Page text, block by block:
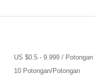
US $0.5 - 9.999 / Potongan
10 Potongan/Potongan